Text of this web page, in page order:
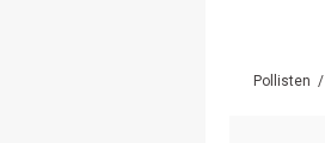
Pollisten /